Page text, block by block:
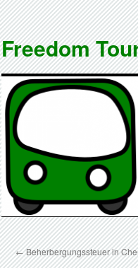
Zum
Inhalt
springen
Freedom
←Beherbergungssteuer in